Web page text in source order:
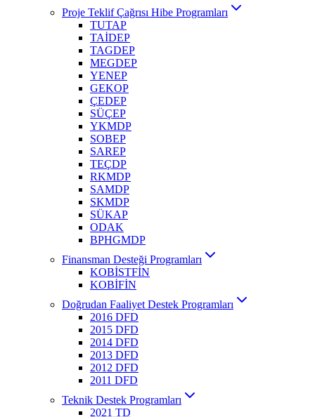
Proje Teklif Çağrısı Hibe Programları
TUTAP
TAİDEP
TAGDEP
MEGDEP
YENEP
GEKOP
ÇEDEP
SÜÇEP
YKMDP
SOBEP
SAREP
TEÇDP
RKMDP
SAMDP
SKMDP
SÜKAP
ODAK
BPHGMDP
Finansman Desteği Programları
KOBİSTFİN
KOBİFİN
Doğrudan Faaliyet Destek Programları
2016 DFD
2015 DFD
2014 DFD
2013 DFD
2012 DFD
2011 DFD
Teknik Destek Programları
2021 TD